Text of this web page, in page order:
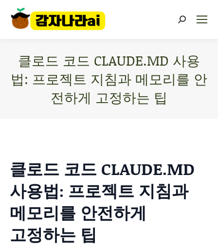
클로드 코드 CLAUDE.MD 사용
법: 프로젝트 지침과 메모리를 안
전하게 고정하는 팁
클로드 코드 CLAUDE.MD
사용법: 프로젝트 지침과
메모리를 안전하게
고정하는 팁